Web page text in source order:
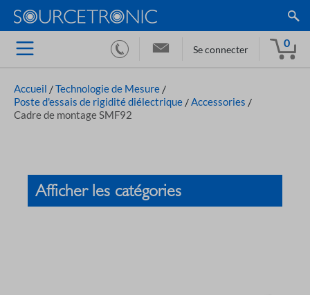
Se connecter
0
Accueil /Technologie de Mesure /
Poste d'essais de rigidité diélectrique /Accessories /
Cadre de montage SMF92
Afficher les catégories